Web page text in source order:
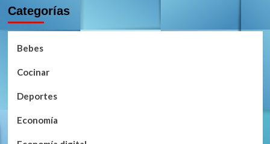
Categorías
Bebes
Cocinar
Deportes
Economía